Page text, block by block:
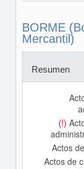
BORME
Mercantil)
Resumen
(!)
Actos
Actos de